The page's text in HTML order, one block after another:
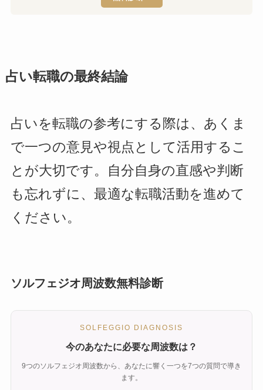
占い転職の最終結論
占いを転職の参考にする際は、あくま
で一つの意見や視点として活用するこ
とが大切です。自分自身の直感や判断
も忘れずに、最適な転職活動を進めて
ください。
ソルフェジオ周波数無料診断
SOLFEGGIO DIAGNOSIS
今のあなたに必要な周波数は？
9つのソルフェジオ周波数から、あなたに響く一つを7つの質問で導き
ます。